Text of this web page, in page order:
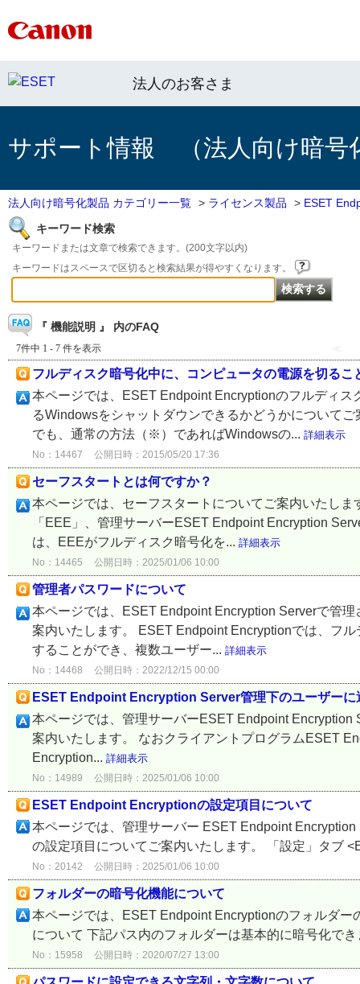
法人のお客さま
サポート情報 （法人向け暗号
法人向け暗号化製品 カテゴリー一覧 > ライセンス製品 > ESET
キーワード検索
キーワードまたは文章で検索できます。(200文字以内)
キーワードはスペースで区切ると検索結果が得やすくなります。
『 機能説明 』 内のFAQ
7件中 1 - 7 件を表示 ≪
フルディスク暗号化中に、コンピュータの電源を切るこ
本ページでは、ESET Endpoint Encryptionのフルディ
るWindowsをシャットダウンできるかどうかについて
でも、通常の方法（※）であればWindowsの... 詳細表示
No：14467 公開日時：2015/05/20 17:36
セーフスタートとは何ですか？
本ページでは、セーフスタートについてご案内いたし
「EEE」、管理サーバーESET Endpoint Encryption
は、EEEがフルディスク暗号化を... 詳細表示
No：14465 公開日時：2025/01/06 10:00
管理者パスワードについて
本ページでは、ESET Endpoint Encryption Serverで管
案内いたします。 ESET Endpoint Encryptionでは、フ
することができ、複数ユーザー... 詳細表示
No：14468 公開日時：2022/12/15 00:00
ESET Endpoint Encryption Server管理下のユーザーに
本ページでは、管理サーバーESET Endpoint
案内いたします。 なおクライアントプログラムESET
Encryption... 詳細表示
No：14989 公開日時：2025/01/06 10:00
ESET Endpoint Encryptionの設定項目について
本ページでは、管理サーバー ESET Endpoint
の設定項目についてご案内いたします。 「設定」タブ
No：20142 公開日時：2025/01/06 10:00
フォルダーの暗号化機能について
本ページでは、ESET Endpoint Encryptionのフォルダ
について 下記パス内のフォルダーは基本的に暗号化で
No：15958 公開日時：2020/07/27 13:00